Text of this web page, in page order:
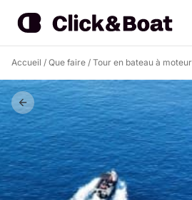
Accueil / Que faire / Tour en bateau à moteur